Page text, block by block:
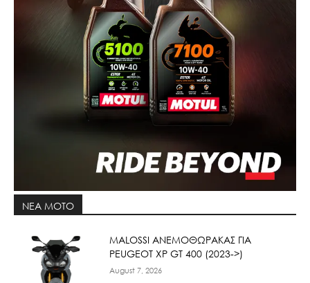
ΝΕΑ MOTO
ΜΑLOSSI ΑΝΕΜΟΘΩΡΑΚΑΣ ΓΙΑ
PEUGEOT XP GT 400 (2023->)
August 7, 2026